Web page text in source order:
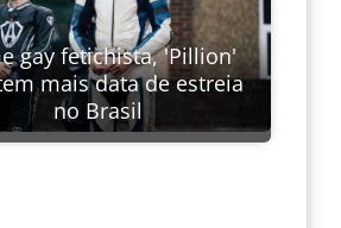
gay fetichista, 'Pillion'
mais data de estreia
no Brasil